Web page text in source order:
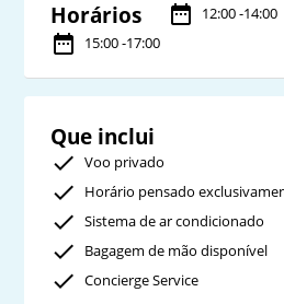
Horários
12:00 -14:00
15:00 -17:00
Que inclui
Voo privado
Horário pensado
Sistema de ar condicionado
Bagagem de mão disponível
Concierge Service